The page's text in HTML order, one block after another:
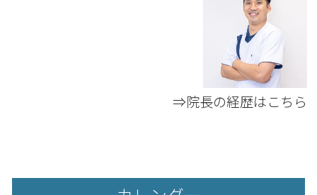
⇒院長の経歴はこちら